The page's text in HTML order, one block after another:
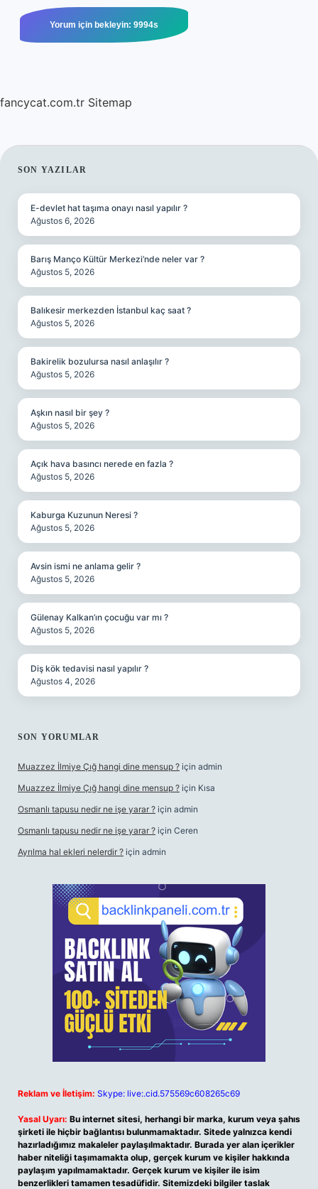
fancycat.com.tr Sitemap
SIDEBAR
SON YAZILAR
E-devlet hat taşıma onayı nasıl yapılır ?
Ağustos 6, 2026
Barış Manço Kültür Merkezi’nde neler var ?
Ağustos 5, 2026
Balıkesir merkezden İstanbul kaç saat ?
Ağustos 5, 2026
Bakirelik bozulursa nasıl anlaşılır ?
Ağustos 5, 2026
Aşkın nasıl bir şey ?
Ağustos 5, 2026
Açık hava basıncı nerede en fazla ?
Ağustos 5, 2026
Kaburga Kuzunun Neresi ?
Ağustos 5, 2026
Avsin ismi ne anlama gelir ?
Ağustos 5, 2026
Gülenay Kalkan’ın çocuğu var mı ?
Ağustos 5, 2026
Diş kök tedavisi nasıl yapılır ?
Ağustos 4, 2026
SON YORUMLAR
Muazzez İlmiye Çığ hangi dine mensup ? için admin
Muazzez İlmiye Çığ hangi dine mensup ? için Kısa
Osmanlı tapusu nedir ne işe yarar ? için admin
Osmanlı tapusu nedir ne işe yarar ? için Ceren
Ayrılma hal ekleri nelerdir ? için admin
Reklam ve İletişim: Skype: live:.cid.575569c608265c69
Yasal Uyarı: Bu internet sitesi, herhangi bir marka, kurum veya şahıs
şirketi ile hiçbir bağlantısı bulunmamaktadır. Sitede yalnızca kendi
hazırladığımız makaleler paylaşılmaktadır. Burada yer alan içerikler
haber niteliği taşımamakta olup, gerçek kurum ve kişiler hakkında
paylaşım yapılmamaktadır. Gerçek kurum ve kişiler ile isim
benzerlikleri tamamen tesadüfidir. Sitemizdeki bilgiler taslak